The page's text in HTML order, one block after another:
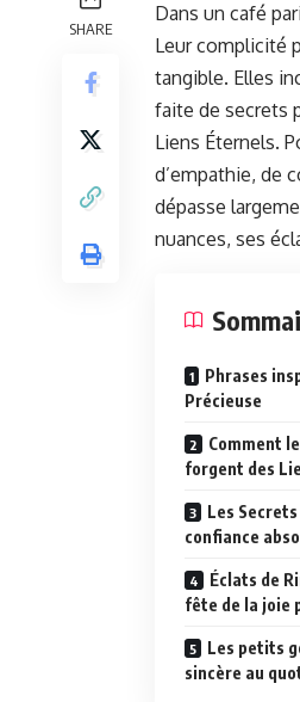
SHARE
Dans un café
Leur complicité
tangible. Elles
faite de secrets
Liens Éternels.
d’empathie, de
dépasse
nuances, ses
Phrases
Précieuse
Comment
forgent des
Les
confiance
Éclats de
fête de la joie
Les petits
sincère au